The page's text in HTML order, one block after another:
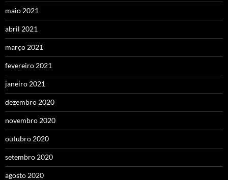
maio 2021
abril 2021
março 2021
fevereiro 2021
janeiro 2021
dezembro 2020
novembro 2020
outubro 2020
setembro 2020
agosto 2020